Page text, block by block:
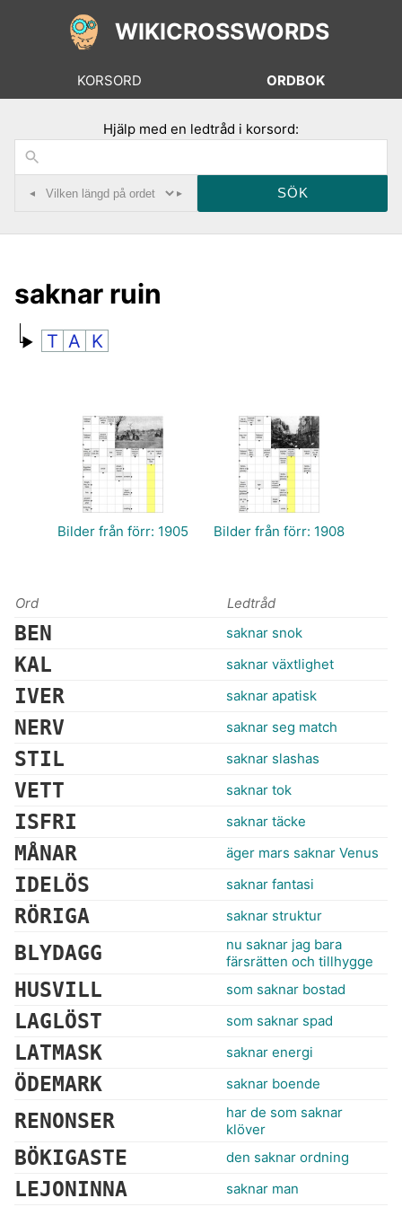
WIKICROSSWORDS
KORSORD ORDBOK
Hjälp med en ledtråd i korsord:
◂ ▸
saknar ruin
T A K
Bilder från förr: 1905 Bilder från förr: 1908
Ord Ledtråd
BEN saknar snok
KAL saknar växtlighet
IVER saknar apatisk
NERV saknar seg match
STIL saknar slashas
VETT saknar tok
ISFRI saknar täcke
MÅNAR äger mars saknar Venus
IDELÖS saknar fantasi
RÖRIGA saknar struktur
BLYDAGG
nu saknar jag bara
färsrätten och tillhygge
HUSVILL som saknar bostad
LAGLÖST som saknar spad
LATMASK saknar energi
ÖDEMARK saknar boende
RENONSER
har de som saknar
klöver
BÖKIGASTE den saknar ordning
LEJONINNA saknar man